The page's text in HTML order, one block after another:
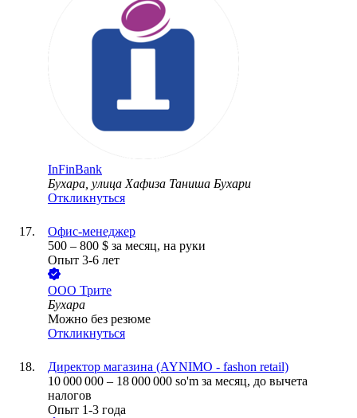
InFinBank
Бухара, улица Хафиза Таниша Бухари
Откликнуться
Офис-менеджер
500 – 800 $ за месяц, на руки
Опыт 3-6 лет
ООО Трите
Бухара
Можно без резюме
Откликнуться
Директор магазина (AYNIMO - fashon retail)
10 000 000 – 18 000 000 so'm за месяц, до вычета
налогов
Опыт 1-3 года